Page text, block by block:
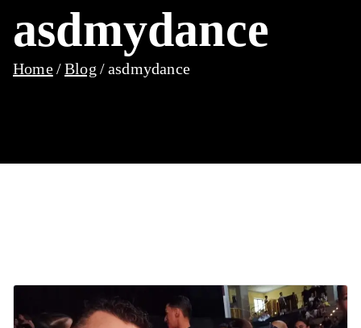
asdmydance
Home Blog asdmydance